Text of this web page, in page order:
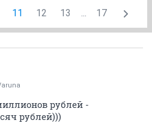
11 12 13 ... 17
рублей -
рублей)))